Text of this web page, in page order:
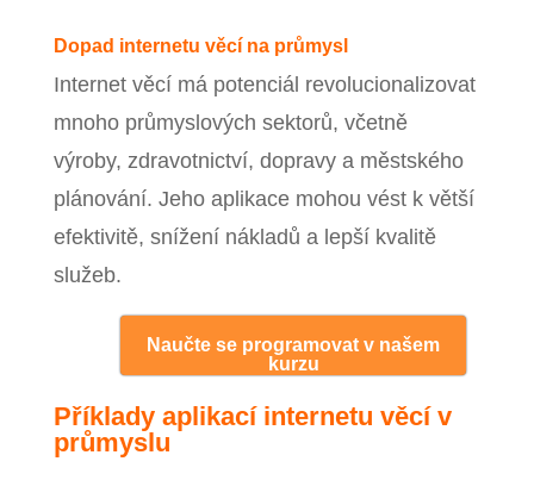
Dopad internetu věcí na průmysl
Internet věcí má potenciál revolucionalizovat
mnoho průmyslových sektorů, včetně
výroby, zdravotnictví, dopravy a městského
plánování. Jeho aplikace mohou vést k větší
efektivitě, snížení nákladů a lepší kvalitě
služeb.
Naučte se programovat v našem
kurzu
Příklady aplikací internetu věcí v
průmyslu